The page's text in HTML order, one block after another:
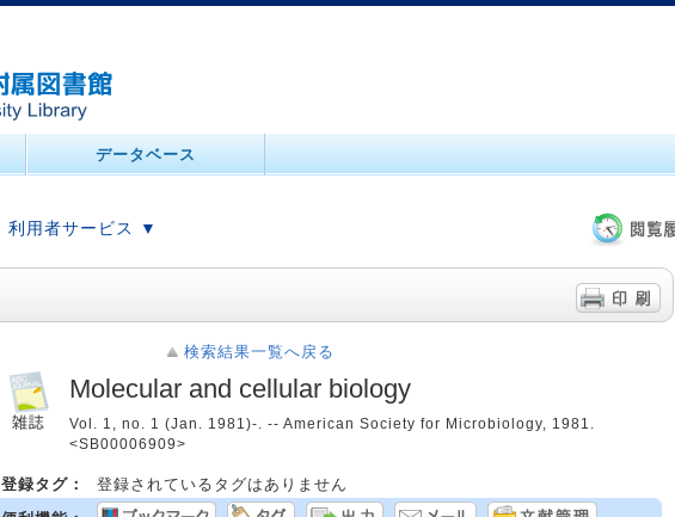
データベース
利用者サービス ▼
検索結果一覧へ戻る
Molecular and cellular biology
Vol. 1, no. 1 (Jan. 1981)-. -- American Society for Microbiology, 1981.
<SB00006909>
登録タグ：
登録されているタグはありません